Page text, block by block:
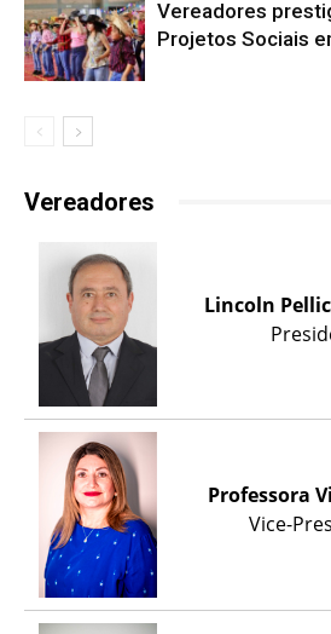
Vereadores
Projetos Sociais
Vereadores
Lincoln
Professora
Vice-